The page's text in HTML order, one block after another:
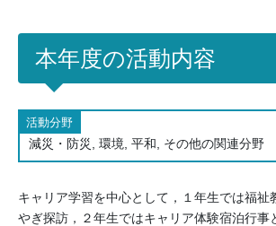
本年度の活動内容
活動分野
減災・防災, 環境, 平和, その他の関連分野
キャリア学習を中心として，１年生では福祉
やぎ探訪，２年生ではキャリア体験宿泊行事